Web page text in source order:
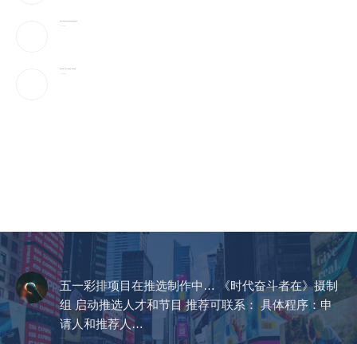
五一彩排项目在推选制作中… 《时代奋斗者在》摄制
组 启动推选人才和节目 推荐可联系： 具体程序：申
请人和推荐人…